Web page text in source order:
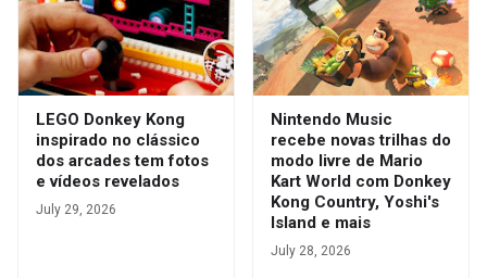
LEGO Donkey Kong
inspirado no clássico
dos arcades tem fotos
e vídeos revelados
July 29, 2026
Nintendo Music
recebe novas trilhas do
modo livre de Mario
Kart World com Donkey
Kong Country, Yoshi's
Island e mais
July 28, 2026